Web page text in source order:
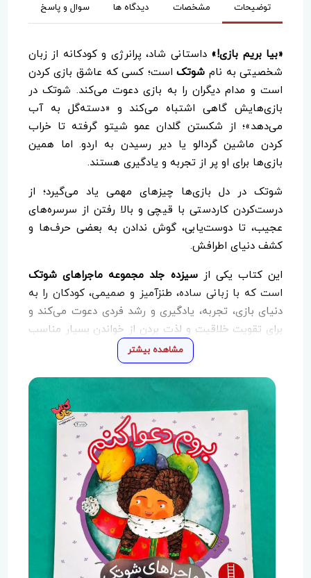
توضیحات مشخصات دیدگاه ها سوال و پاسخ
«بیا بریم بازی!» داستانی شاد، پرانرژی و کودکانه از زبان
شخصیتی به نام شوتکاست؛ کسی که عاشق بازی کردن
است و مدام دیگران را به بازی دعوت می‌کند. شوتک در
بازی‌هایش گاهی اشتباه می‌کند و «دسته‌گل به آب
می‌دهد»؛ از شکستن گلدان عمو شیتو گرفته تا خراب
کردن ماشین گردالو یا دیر رسیدن به اردو. اما همین
بازی‌ها برای او پر از تجربه و یادگیری هستند.
شوتک در دل بازی‌ها چیزهای مهمی یاد می‌گیرد؛ از
درست‌کردن کاردستی با قیچی و بالا رفتن از سرسره‌های
عجیب، تا دوست‌یابی، گوش ندادن به بعضی حرف‌ها و
کشف دنیای اطرافش.
این کتاب یکی ازسیزده جلد مجموعه ماجراهای شوتک
است که با زبانی ساده، طنزآمیز و صمیمی، کودکان را به
دنیای بازی، تجربه، یادگیری و رشد فردی دعوت می‌کند و
برای تقویت خلاقیت و لذت بردن از خواندن بسیار مناسب
مشاهده بیشتر